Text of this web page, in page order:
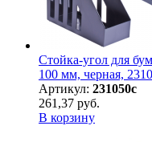
Стойка-угол для
100 мм, черная,
Артикул: 231050с
261,37 руб.
В корзину